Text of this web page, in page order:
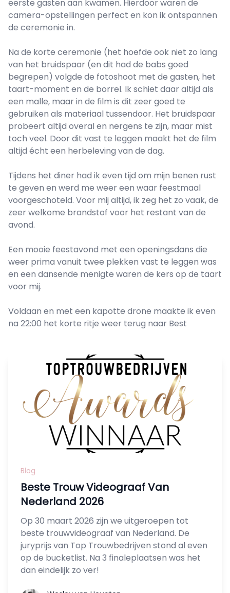
eerste gasten aan kwamen. Hierdoor waren de
camera-opstellingen perfect en kon ik ontspannen
de ceremonie in.
Na de korte ceremonie (het hoefde ook niet zo lang
van het bruidspaar (en dit had de babs goed
begrepen) volgde de fotoshoot met de gasten, het
taart-moment en de borrel. Ik schiet daar altijd als
een malle, maar in de film is dit zeer goed te
gebruiken als materiaal tussendoor. Het bruidspaar
probeert altijd overal en nergens te zijn, maar mist
toch veel. Door dit vast te leggen maakt het de film
altijd écht een herbeleving van de dag.
Tijdens het diner had ik even tijd om mijn benen rust
te geven en werd me weer een waar feestmaal
voorgeschoteld. Voor mij altijd, ik zeg het zo vaak, de
zeer welkome brandstof voor het restant van de
avond.
Een mooie feestavond met een openingsdans die
weer prima vanuit twee plekken vast te leggen was
en een dansende menigte waren de kers op de taart
voor mij.
Voldaan en met een kapotte drone maakte ik even
na 22:00 het korte ritje weer terug naar Best
Blog
Beste Trouw Videograaf Van
Nederland 2026
Op 30 maart 2026 zijn we uitgeroepen tot
beste trouwvideograaf van Nederland. De
juryprijs van Top Trouwbedrijven stond al even
op de bucketlist. Na 3 finaleplaatsen was het
dan eindelijk zo ver!